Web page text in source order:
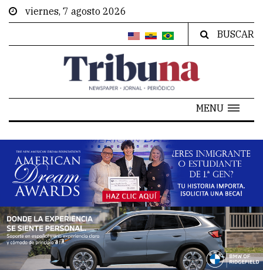
viernes, 7 agosto 2026
BUSCAR
MENU